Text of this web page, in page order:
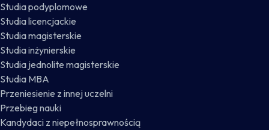
Studia podyplomowe
Studia licencjackie
Studia magisterskie
Studia inżynierskie
Studia jednolite magisterskie
Studia MBA
Przeniesienie z innej uczelni
Przebieg nauki
Kandydaci z niepełnosprawnością